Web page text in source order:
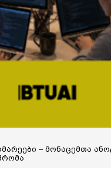
– მონაცემთა